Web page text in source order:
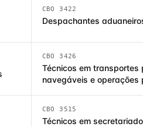
CBO 3422
Despachantes
CBO 3426
Técnicos em transportes
navegáveis e operações
CBO 3515
Técnicos em